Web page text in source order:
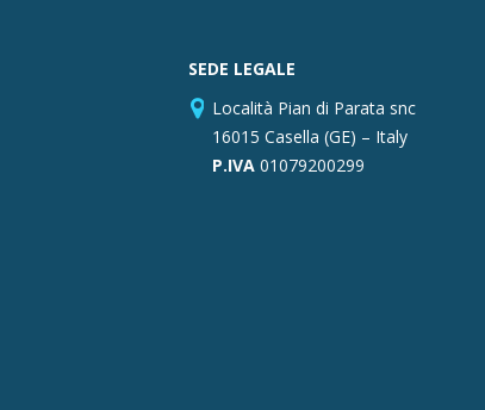
SEDE LEGALE
Località Pian di Parata snc
16015 Casella (GE) – Italy
P.IVA01079200299